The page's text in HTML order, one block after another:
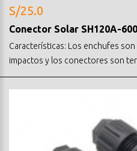
S/25.0
Conector Solar SH120A-
Características: Los enchufes
impactos y los conectores son